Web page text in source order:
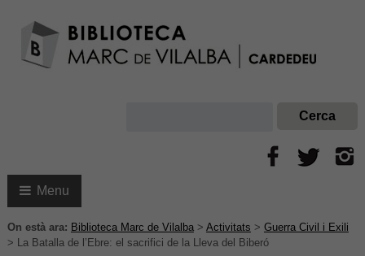
Menu
On està ara: Biblioteca Marc de Vilalba> Activitats > Guerra Civil i Exili
> La Batalla de l’Ebre: el sacrifici de la Lleva del Biberó